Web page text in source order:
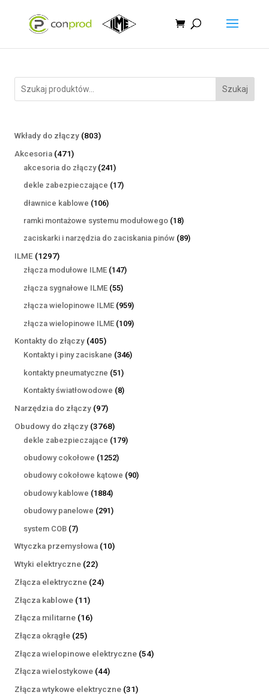
Szukaj
Wkłady do złączy 803803
Akcesoria 471471
produktów
akcesoria do złączy 241241
produktów
dekle zabezpieczające 1717
dławnice kablowe 106106
produktów
ramki montażowe systemu modułowego 1818
produktów
zaciskarki i narzędzia do zaciskania pinów 8989
ILME 12971297
produktów
złącza modułowe ILME 147147
złącza sygnałowe ILME 5555
produktów
złącza wielopinowe ILME 959959
produktów
złącza wielopinowe ILME 109109
Kontakty do złączy 405405
produktów
Kontakty i piny zaciskane 346346
kontakty pneumatyczne 5151
produktów
Kontakty światłowodowe 88
Narzędzia do złączy 9797
produktów
Obudowy do złączy 37683768
produktów
dekle zabezpieczające 179179
obudowy cokołowe 12521252
produkty
obudowy cokołowe kątowe 9090
obudowy kablowe 18841884
produkty
obudowy panelowe 291291
system COB 77
produktów
Wtyczka przemysłowa 1010
Wtyki elektryczne 2222
produkty
Złącza elektryczne 2424
Złącza kablowe 1111
produktów
Złącza militarne 1616
Złącza okrągłe 2525
produktów
Złącza wielopinowe elektryczne 5454
Złącza wielostykowe 4444
produkty
Złącza wtykowe elektryczne 3131